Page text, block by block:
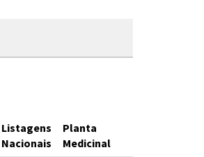
Listagens
Nacionais
Planta
Medicinal